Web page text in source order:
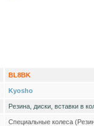
BL8BK
Kyosho
Резина, диски, вставки в
Специальные колеса